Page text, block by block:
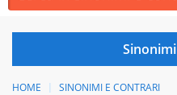
HOME SINONIMI E CONTRARI